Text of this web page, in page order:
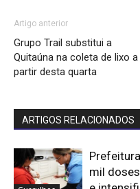
Artigo anterior
Grupo Trail substitui a
Quitaúna na coleta de lixo a
partir desta quarta
ARTIGOS RELACIONADOS
mil